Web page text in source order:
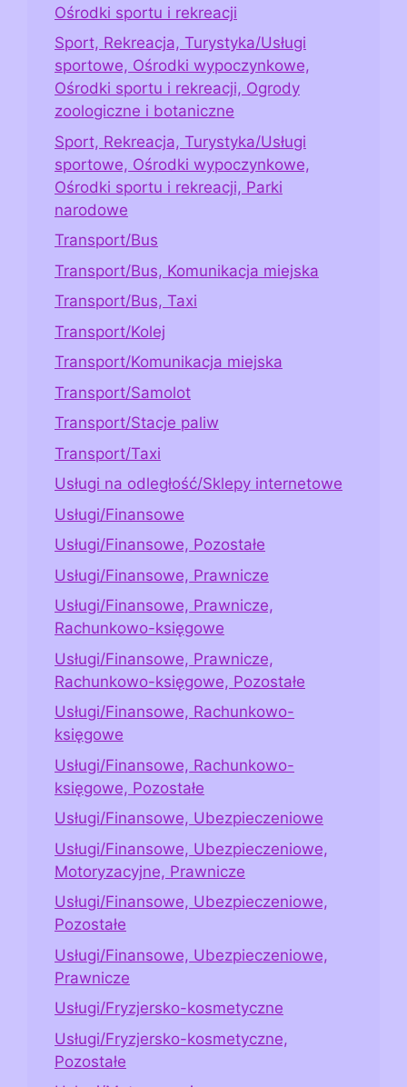
Ośrodki sportu i rekreacji
Sport, Rekreacja, Turystyka/Usługi
sportowe, Ośrodki wypoczynkowe,
Ośrodki sportu i rekreacji, Ogrody
zoologiczne i botaniczne
Sport, Rekreacja, Turystyka/Usługi
sportowe, Ośrodki wypoczynkowe,
Ośrodki sportu i rekreacji, Parki
narodowe
Transport/Bus
Transport/Bus, Komunikacja miejska
Transport/Bus, Taxi
Transport/Kolej
Transport/Komunikacja miejska
Transport/Samolot
Transport/Stacje paliw
Transport/Taxi
Usługi na odległość/Sklepy internetowe
Usługi/Finansowe
Usługi/Finansowe, Pozostałe
Usługi/Finansowe, Prawnicze
Usługi/Finansowe, Prawnicze,
Rachunkowo-księgowe
Usługi/Finansowe, Prawnicze,
Rachunkowo-księgowe, Pozostałe
Usługi/Finansowe, Rachunkowo-
księgowe
Usługi/Finansowe, Rachunkowo-
księgowe, Pozostałe
Usługi/Finansowe, Ubezpieczeniowe
Usługi/Finansowe, Ubezpieczeniowe,
Motoryzacyjne, Prawnicze
Usługi/Finansowe, Ubezpieczeniowe,
Pozostałe
Usługi/Finansowe, Ubezpieczeniowe,
Prawnicze
Usługi/Fryzjersko-kosmetyczne
Usługi/Fryzjersko-kosmetyczne,
Pozostałe